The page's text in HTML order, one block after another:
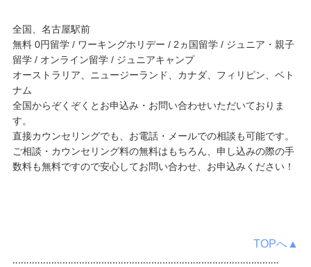
全国、名古屋駅前
無料 0円留学 / ワーキングホリデー / 2ヵ国留学 / ジュニア・親子
留学 / オンライン留学 / ジュニアキャンプ
オーストラリア、ニュージーランド、カナダ、フィリピン、ベト
ナム
全国からぞくぞくとお申込み・お問い合わせいただいておりま
す。
直接カウンセリングでも、お電話・メールでの相談も可能です。
ご相談・カウンセリング料の無料はもちろん、申し込みの際の手
数料も無料ですので安心してお問い合わせ、お申込みください！
TOPへ▲
‥‥‥‥‥‥‥‥‥‥‥‥‥‥‥‥‥‥‥‥‥‥‥‥‥‥‥‥‥‥‥‥‥‥‥‥‥‥‥‥‥‥‥‥‥‥‥‥